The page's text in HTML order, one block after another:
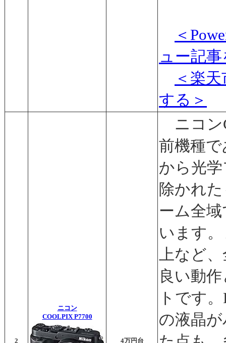
＜
ュー記
＜楽
する＞
2
ニコン
COOLPIX P7700
4万円台
ニコン
前機種で
から光
除かれ
ーム全
います
上など
良い動
トです
の液晶